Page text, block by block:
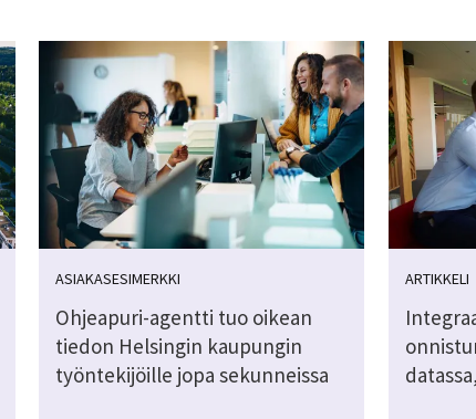
ASIAKASESIMERKKI
Ohjeapuri-agentti tuo oikean
tiedon Helsingin kaupungin
työntekijöille jopa sekunneissa
ARTIKKELI